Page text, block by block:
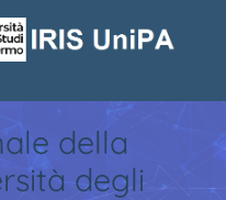
della
degli